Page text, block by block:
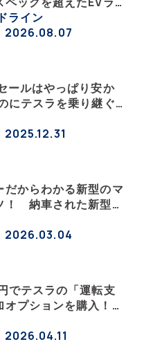
さを実感【 EV
CAMP 2026 】
ライン
2026.08.07
ールはやっぱり安か
にテスラを乗り継ぐ
いうこと？ 【テスラ
た大学教授のEV生
2025.12.31
だからわかる新型のマ
！ 納車された新型を
ルＹと細部まで比べて
スラ沼にはまった大学
2026.03.04
でテスラの「運転支
オプションを購入！
格以上の効果はあっ
【テスラ沼にはまった
2026.04.11